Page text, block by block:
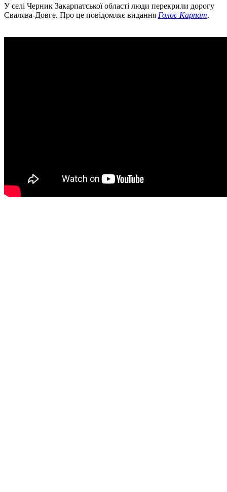
У селі Черник Закарпатської області люди перекрили дорогу
Свалява-Довге. Про це повідомляє видання Голос Карпат.